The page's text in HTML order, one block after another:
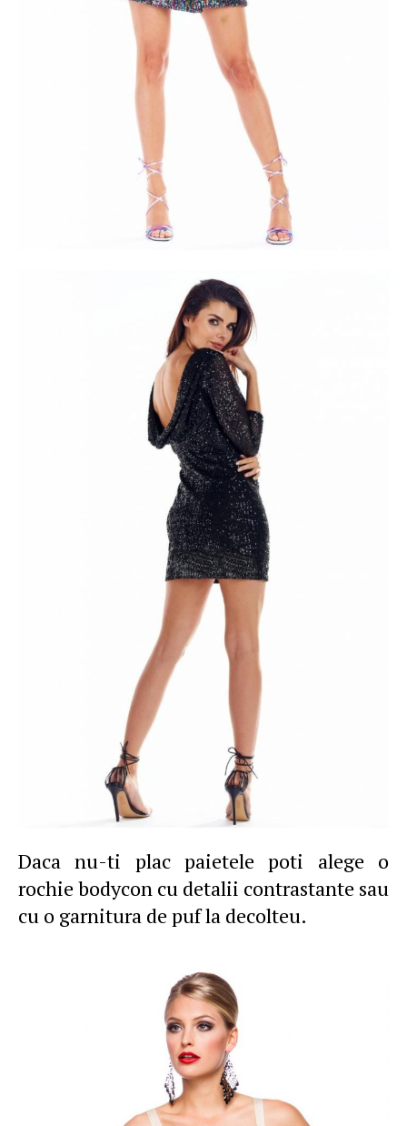
Daca nu-ti plac paietele poti alege o
rochie bodycon cu detalii contrastante sau
cu o garnitura de puf la decolteu.